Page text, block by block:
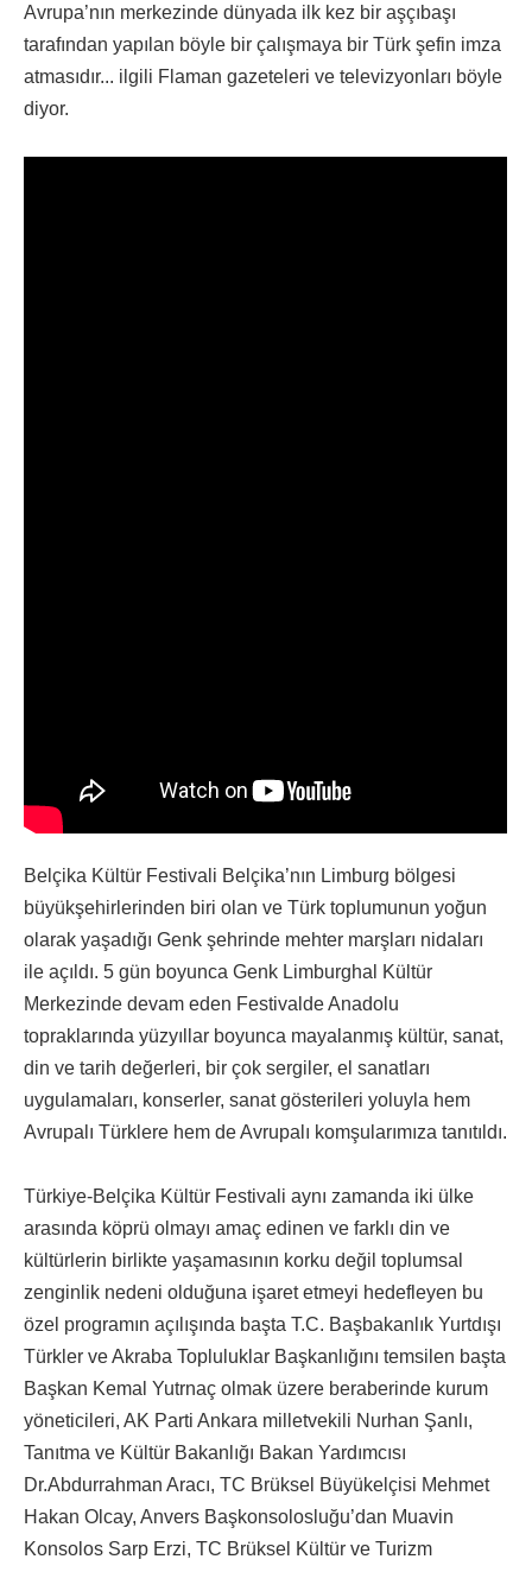
Avrupa’nın merkezinde dünyada ilk kez bir aşçıbaşı
tarafından yapılan böyle bir çalışmaya bir Türk şefin imza
atmasıdır... ilgili Flaman gazeteleri ve televizyonları böyle
diyor.
Belçika Kültür Festivali Belçika’nın Limburg bölgesi
büyükşehirlerinden biri olan ve Türk toplumunun yoğun
olarak yaşadığı Genk şehrinde mehter marşları nidaları
ile açıldı. 5 gün boyunca Genk Limburghal Kültür
Merkezinde devam eden Festivalde Anadolu
topraklarında yüzyıllar boyunca mayalanmış kültür, sanat,
din ve tarih değerleri, bir çok sergiler, el sanatları
uygulamaları, konserler, sanat gösterileri yoluyla hem
Avrupalı Türklere hem de Avrupalı komşularımıza tanıtıldı.
Türkiye-Belçika Kültür Festivali aynı zamanda iki ülke
arasında köprü olmayı amaç edinen ve farklı din ve
kültürlerin birlikte yaşamasının korku değil toplumsal
zenginlik nedeni olduğuna işaret etmeyi hedefleyen bu
özel programın açılışında başta T.C. Başbakanlık Yurtdışı
Türkler ve Akraba Topluluklar Başkanlığını temsilen başta
Başkan Kemal Yutrnaç olmak üzere beraberinde kurum
yöneticileri, AK Parti Ankara milletvekili Nurhan Şanlı,
Tanıtma ve Kültür Bakanlığı Bakan Yardımcısı
Dr.Abdurrahman Aracı, TC Brüksel Büyükelçisi Mehmet
Hakan Olcay, Anvers Başkonsolosluğu’dan Muavin
Konsolos Sarp Erzi, TC Brüksel Kültür ve Turizm